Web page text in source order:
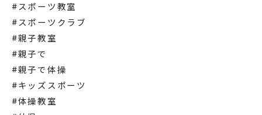
#スポーツ教室
#スポーツクラブ
#親子教室
#親子で
#親子で体操
#キッズスポーツ
#体操教室